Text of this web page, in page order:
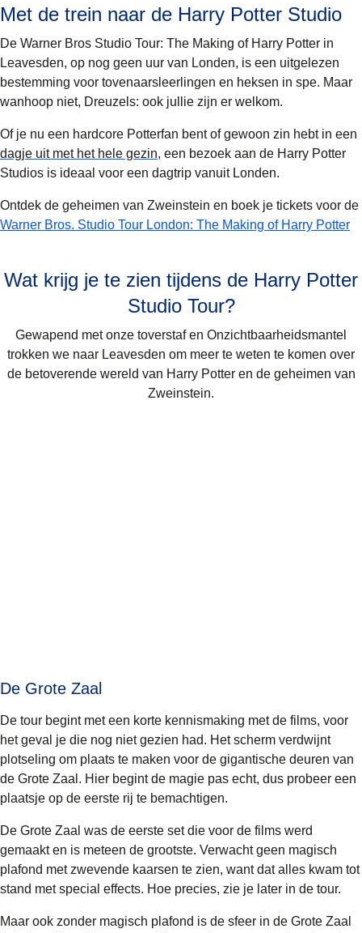
Met de trein naar de Harry Potter Studio
De Warner Bros Studio Tour: The Making of Harry Potter in
Leavesden, op nog geen uur van Londen, is een uitgelezen
bestemming voor tovenaarsleerlingen en heksen in spe. Maar
wanhoop niet, Dreuzels: ook jullie zijn er welkom.
Of je nu een hardcore Potterfan bent of gewoon zin hebt in een
dagje uit met het hele gezin, een bezoek aan de Harry Potter
Studios is ideaal voor een dagtrip vanuit Londen.
Ontdek de geheimen van Zweinstein en boek je tickets voor de
Warner Bros. Studio Tour London: The Making of Harry Potter(
Wat krijg je te zien tijdens de Harry Potter
Studio Tour?
Gewapend met onze toverstaf en Onzichtbaarheidsmantel
trokken we naar Leavesden om meer te weten te komen over
de betoverende wereld van Harry Potter en de geheimen van
Zweinstein.
De Grote Zaal
De tour begint met een korte kennismaking met de films, voor
het geval je die nog niet gezien had. Het scherm verdwijnt
plotseling om plaats te maken voor de gigantische deuren van
de Grote Zaal. Hier begint de magie pas echt, dus probeer een
plaatsje op de eerste rij te bemachtigen.
De Grote Zaal was de eerste set die voor de films werd
gemaakt en is meteen de grootste. Verwacht geen magisch
plafond met zwevende kaarsen te zien, want dat alles kwam tot
stand met special effects. Hoe precies, zie je later in de tour.
Maar ook zonder magisch plafond is de sfeer in de Grote Zaal